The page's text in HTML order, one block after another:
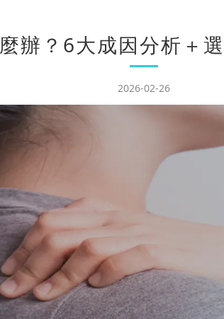
辦？6大成因分析＋
2026-02-26